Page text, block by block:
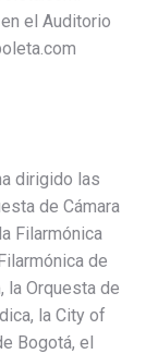
el Auditorio
dirigido las
de Cámara
Filarmónica
de
la Orquesta de
la City of
Bogotá, el